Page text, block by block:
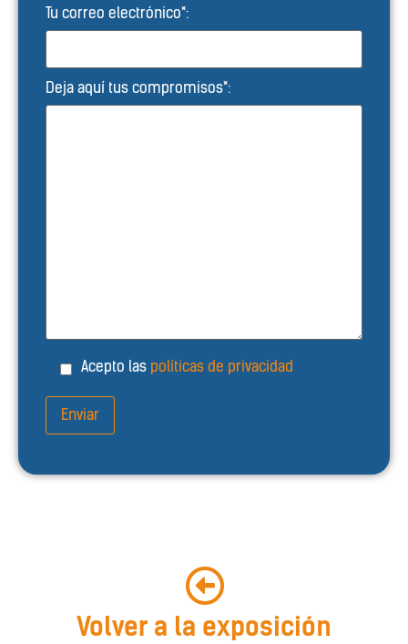
Tu correo electrónico*:
Deja aquí tus compromisos*:
Acepto las políticas de privacidad
Volver a la exposición